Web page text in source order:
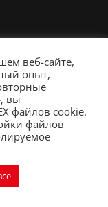
reserved.
веб-сайте,
опыт,
вы
файлов cookie.
файлов